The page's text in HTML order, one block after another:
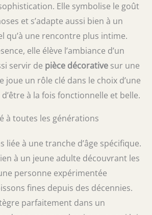
Elle symbolise le goût
et s’adapte aussi bien à un
qu’à une rencontre plus intime.
elle élève l’ambiance d’un
servir de pièce décorative sur une
joue un rôle clé dans le choix d’une
à la fois fonctionnelle et belle.
à toutes les générations
liée à une tranche d’âge spécifique.
à un jeune adulte découvrant les
personne expérimentée
fines depuis des décennies.
parfaitement dans un